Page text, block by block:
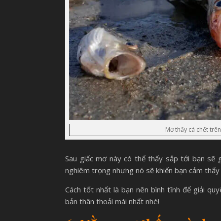
Mơ thấy cá chết
Sau giấc mơ này có thể thấy sắp tới bạn sẽ
nghiêm trọng nhưng nó sẽ khiến bạn cảm
Cách tốt nhất là bạn nên bình tĩnh để giải
bản thân thoải mái nhất nhé!